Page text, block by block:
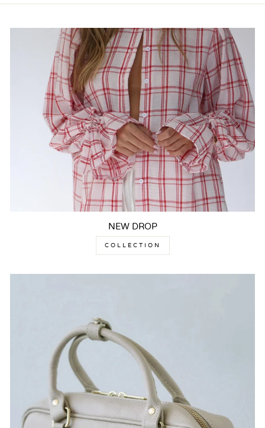
NEW DROP
COLLECTION